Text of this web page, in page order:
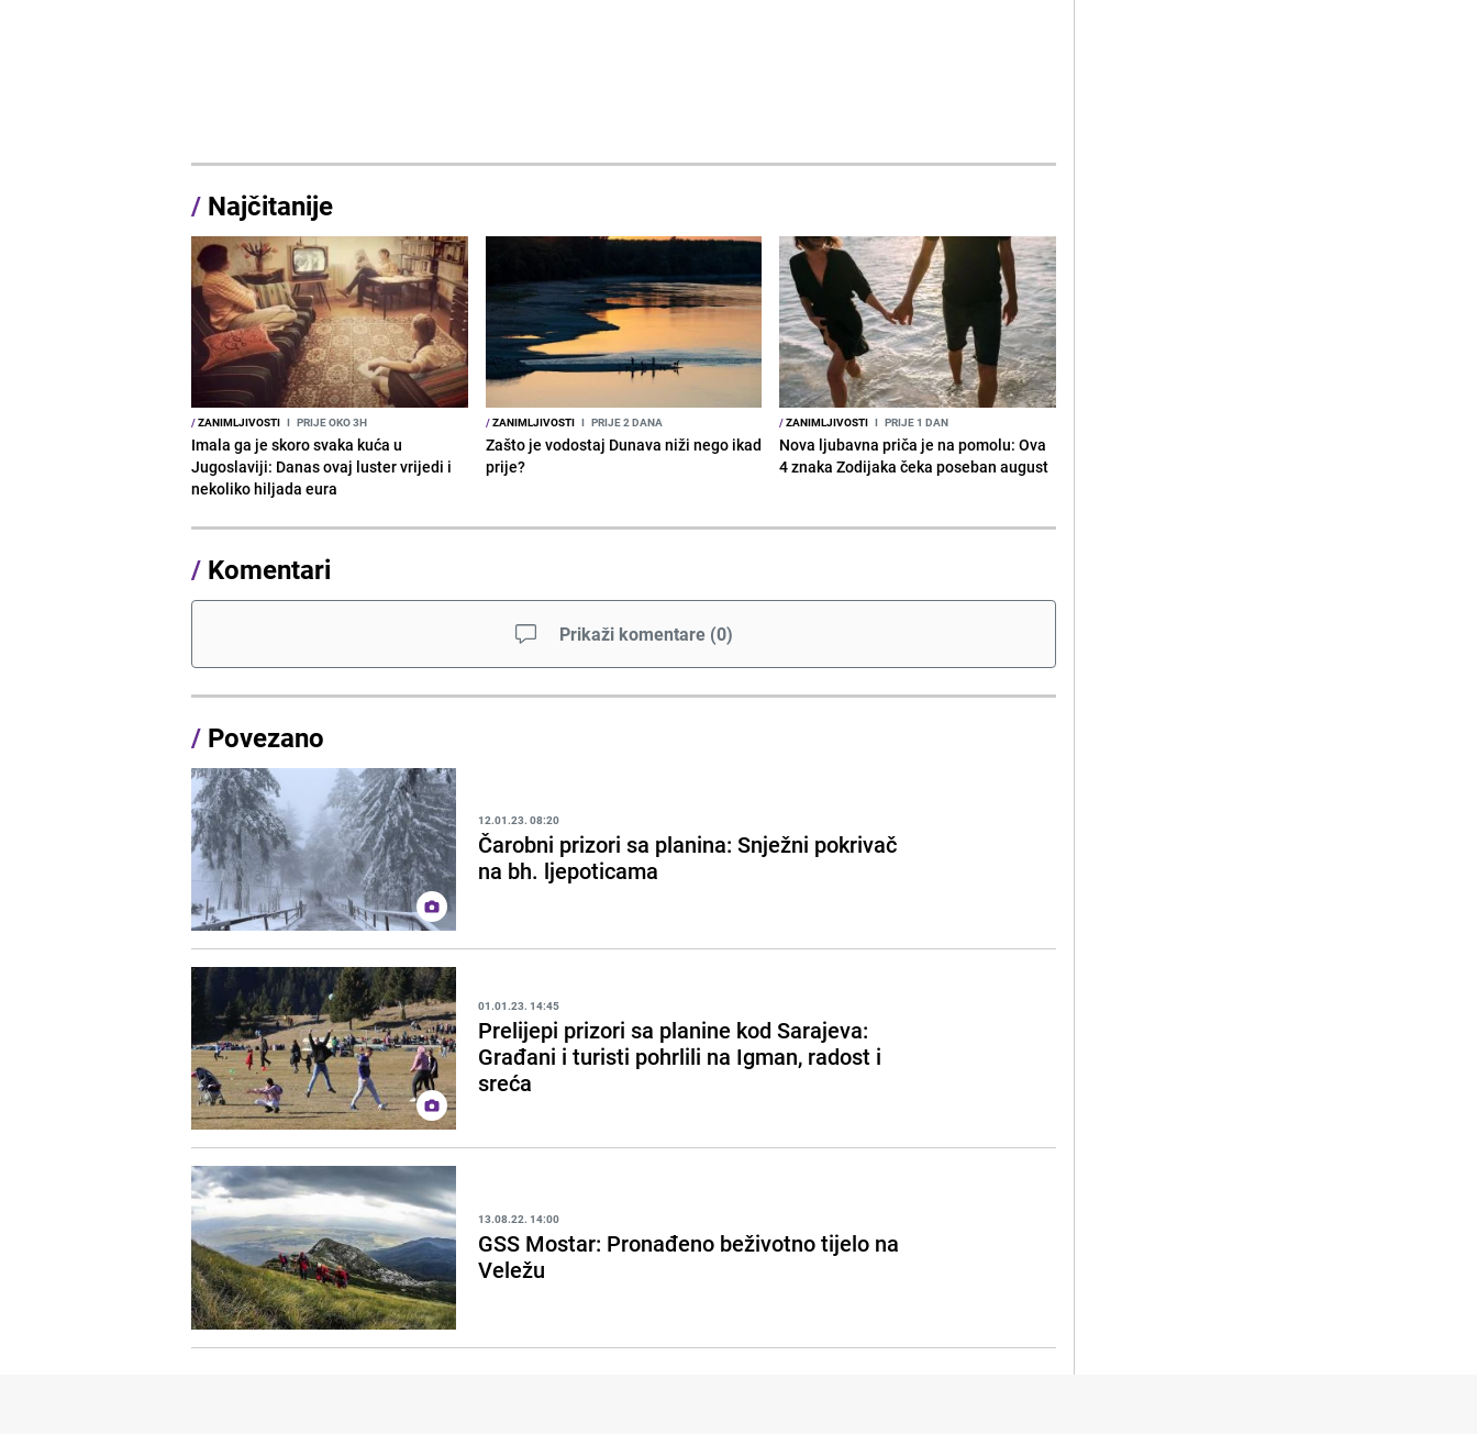
/ Najčitanije
/ZANIMLJIVOSTI I PRIJE OKO 3H
Imala ga je skoro svaka kuća u
Jugoslaviji: Danas ovaj luster vrijedi i
nekoliko hiljada eura
/ZANIMLJIVOSTI I PRIJE 2 DANA
Zašto je vodostaj Dunava niži nego ikad
prije?
/ZANIMLJIVOSTI I PRIJE 1 DAN
Nova ljubavna priča je na pomolu: Ova
4 znaka Zodijaka čeka poseban august
/ Komentari
Prikaži komentare (0)
/ Povezano
12.01.23. 08:20
Čarobni prizori sa planina: Snježni pokrivač
na bh. ljepoticama
01.01.23. 14:45
Prelijepi prizori sa planine kod Sarajeva:
Građani i turisti pohrlili na Igman, radost i
sreća
13.08.22. 14:00
GSS Mostar: Pronađeno beživotno tijelo na
Veležu